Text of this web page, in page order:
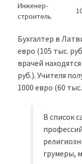
Инженер-
строитель
Бухгалтер в
евро (105 тыс.
врачей
руб.). Учителя
1000 евро (60
В список
грумеры,